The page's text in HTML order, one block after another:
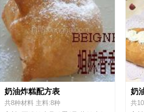
奶油炸糕配方表
共8种材料 主料:8种
奶
共